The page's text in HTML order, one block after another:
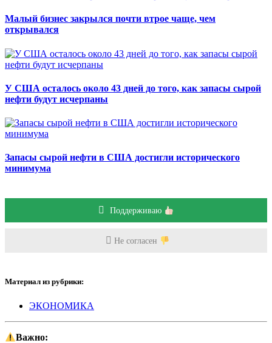
Малый бизнес закрылся почти втрое чаще, чем
открывался
У США осталось около 43 дней до того, как запасы сырой
нефти будут исчерпаны
Запасы сырой нефти в США достигли исторического
минимума
Поддерживаю
Не согласен
Материал из рубрики:
ЭКОНОМИКА
Важно: